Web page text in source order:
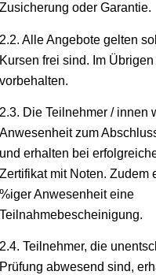
Zusicherung oder Garantie.
2.2. Alle Angebote gelten
Kursen frei sind. Im
vorbehalten.
2.3. Die Teilnehmer / innen
Anwesenheit zum
und erhalten bei
Zertifikat mit Noten. Zudem
%iger Anwesenheit eine
Teilnahmebescheinigung.
2.4. Teilnehmer, die
Prüfung abwesend sind,